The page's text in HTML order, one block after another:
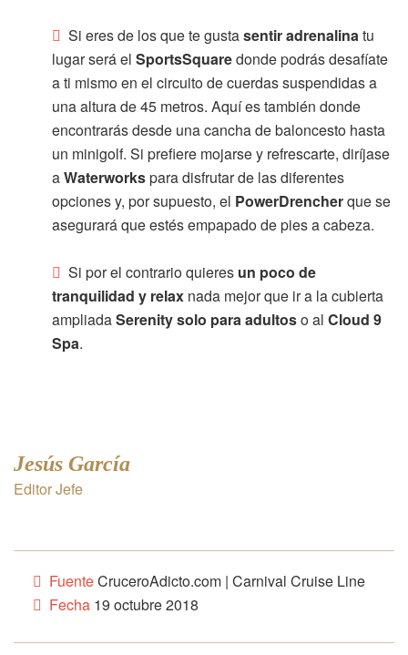
Si eres de los que te gustasentir adrenalinatu
lugar será el SportsSquaredonde podrás desafíate
a ti mismo en el circuito de cuerdas suspendidas a
una altura de 45 metros. Aquí es también donde
encontrarás desde una cancha de baloncesto hasta
un minigolf. Si prefiere mojarse y refrescarte, diríjase
aWaterworkspara disfrutar de las diferentes
opciones y, por supuesto, el PowerDrencherque se
asegurará que estés empapado de pies a cabeza.
Si por el contrario quieres un poco de
tranquilidad y relaxnada mejor que ir a la cubierta
ampliadaSerenity solo para adultoso al Cloud 9
Spa.
Jesús García
Editor Jefe
FuenteCruceroAdicto.com | Carnival Cruise Line
Fecha19 octubre 2018